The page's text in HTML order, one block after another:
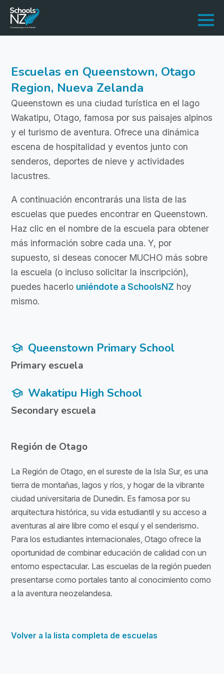
Escuelas en Queenstown, Otago
Region, Nueva Zelanda
Queenstown es una ciudad turística en el lago
Wakatipu, Otago, famosa por sus paisajes alpinos
y el turismo de aventura. Ofrece una dinámica
escena de hospitalidad y eventos junto con
senderos, deportes de nieve y actividades
lacustres.
A continuación encontrarás una lista de las
escuelas que puedes encontrar en Queenstown.
Haz clic en el nombre de la escuela para obtener
más información sobre cada una. Y, por
supuesto, si deseas conocer MUCHO más sobre
la escuela (o incluso solicitar la inscripción),
puedes hacerlo uniéndote a SchoolsNZ hoy
mismo.
school Queenstown Primary School
Primary escuela
school Wakatipu High School
Secondary escuela
Región de Otago
La Región de Otago, en el sureste de la Isla Sur, es una
tierra de montañas, lagos y ríos, y hogar de la vibrante
ciudad universitaria de Dunedin. Es famosa por su
arquitectura histórica, su vida estudiantil y su acceso a
aventuras al aire libre como el esquí y el senderismo.
Para los estudiantes internacionales, Otago ofrece la
oportunidad de combinar educación de calidad con un
entorno espectacular. Las escuelas de la región pueden
presentarse como portales tanto al conocimiento como
a la aventura neozelandesa.
Volver a la lista completa de escuelas